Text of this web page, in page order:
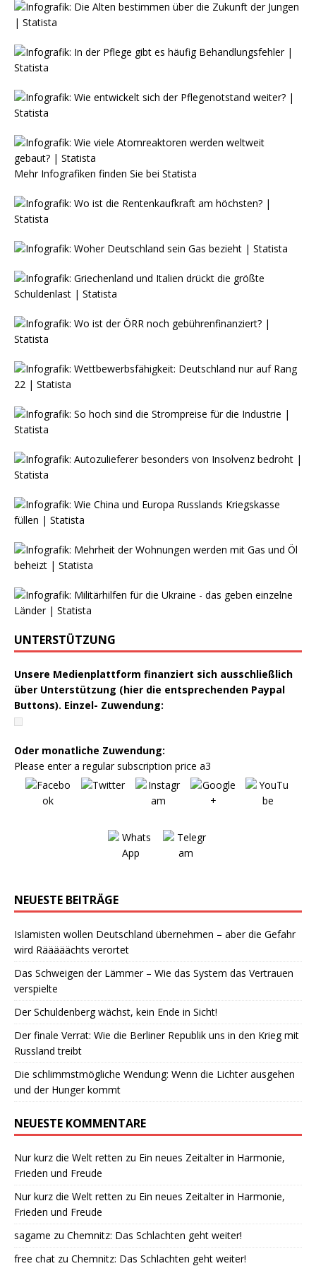
Mehr Infografiken finden Sie bei Statista
UNTERSTÜTZUNG
Unsere Medienplattform finanziert sich ausschließlich
über Unterstützung (hier die entsprechenden Paypal
Buttons). Einzel- Zuwendung:
Oder monatliche Zuwendung:
Please enter a regular subscription price a3
NEUESTE BEITRÄGE
Islamisten wollen Deutschland übernehmen – aber die Gefahr
wird Rääääächts verortet
Das Schweigen der Lämmer – Wie das System das Vertrauen
verspielte
Der Schuldenberg wächst, kein Ende in Sicht!
Der finale Verrat: Wie die Berliner Republik uns in den Krieg mit
Russland treibt
Die schlimmstmögliche Wendung: Wenn die Lichter ausgehen
und der Hunger kommt
NEUESTE KOMMENTARE
Nur kurz die Welt retten zu Ein neues Zeitalter in Harmonie,
Frieden und Freude
Nur kurz die Welt retten zu Ein neues Zeitalter in Harmonie,
Frieden und Freude
sagame zu Chemnitz: Das Schlachten geht weiter!
free chat zu Chemnitz: Das Schlachten geht weiter!